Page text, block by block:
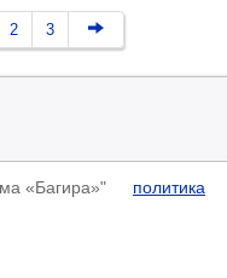
2 3
«Багира»" политика